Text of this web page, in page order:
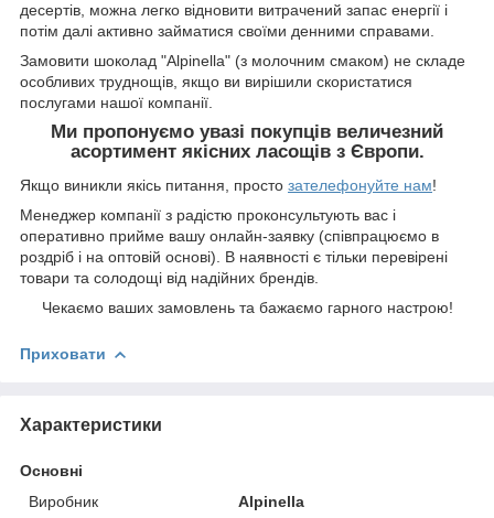
десертів, можна легко відновити витрачений запас енергії і
потім далі активно займатися своїми денними справами.
Замовити шоколад "Alpinella" (з молочним смаком) не складе
особливих труднощів, якщо ви вирішили скористатися
послугами нашої компанії.
Ми пропонуємо увазі покупців величезний
асортимент якісних ласощів з Європи.
Якщо виникли якісь питання, просто зателефонуйте нам!
Менеджер компанії з радістю проконсультують вас і
оперативно прийме вашу онлайн-заявку (співпрацюємо в
роздріб і на оптовій основі). В наявності є тільки перевірені
товари та солодощі від надійних брендів.
Чекаємо ваших замовлень та бажаємо гарного настрою!
Приховати
Характеристики
Основні
Виробник
Alpinella